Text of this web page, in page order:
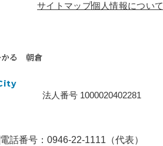
サイトマップ個人情報について
法人番号 1000020402281
電話番号：0946-22-1111（代表）